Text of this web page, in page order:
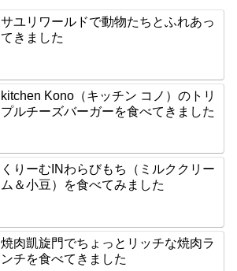
サユリワールドで動物たちとふれあっ
てきました
kitchen Kono（キッチン コノ）のトリ
プルチーズバーガーを食べてきました
くりーむINわらびもち（ミルククリー
ム＆小豆）を食べてみました
焼肉凱旋門でちょっとリッチな焼肉ラ
ンチを食べてきました